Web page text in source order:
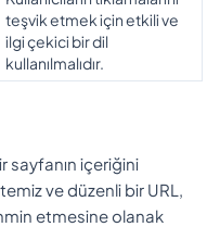
teşvik etmek için etkili ve
ilgi çekici bir dil
kullanılmalıdır.
sayfanın içeriğini
ve düzenli bir URL,
etmesine olanak